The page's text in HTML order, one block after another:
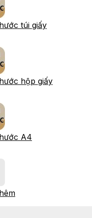
túi giấy
hộp giấy
A4